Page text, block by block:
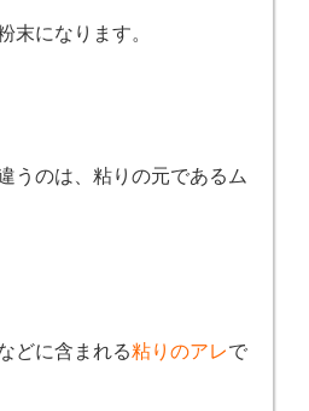
末になります。
うのは、粘りの元であるム
どに含まれる粘りのアレで